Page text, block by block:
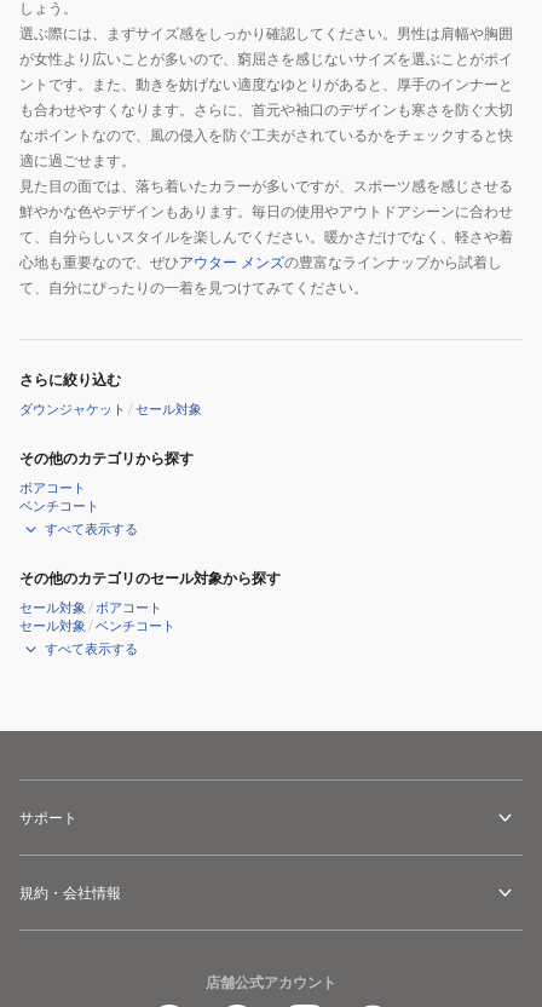
しょう。
選ぶ際には、まずサイズ感をしっかり確認してください。男性は肩幅や胸囲
が女性より広いことが多いので、窮屈さを感じないサイズを選ぶことがポイ
ントです。また、動きを妨げない適度なゆとりがあると、厚手のインナーと
も合わせやすくなります。さらに、首元や袖口のデザインも寒さを防ぐ大切
なポイントなので、風の侵入を防ぐ工夫がされているかをチェックすると快
適に過ごせます。
見た目の面では、落ち着いたカラーが多いですが、スポーツ感を感じさせる
鮮やかな色やデザインもあります。毎日の使用やアウトドアシーンに合わせ
て、自分らしいスタイルを楽しんでください。暖かさだけでなく、軽さや着
心地も重要なので、ぜひアウター メンズの豊富なラインナップから試着し
て、自分にぴったりの一着を見つけてみてください。
さらに絞り込む
ダウンジャケット /セール対象
その他のカテゴリから探す
ボアコート
ベンチコート
すべて表示する
その他のカテゴリのセール対象から探す
セール対象 /ボアコート
セール対象 /ベンチコート
すべて表示する
サポート
規約・会社情報
店舗公式アカウント